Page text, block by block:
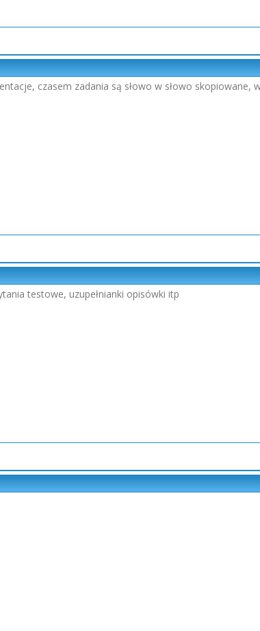
czasem zadania są słowo w słowo skopiowane,
testowe, uzupełnianki opisówki itp